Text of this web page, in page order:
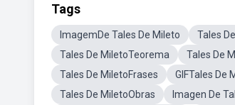
Tags
ImagemDe Tales De Mileto Tales
Tales De MiletoTeorema
Tales De
Tales De MiletoFrases
GIFTales De
Tales De MiletoObras
Imagen De